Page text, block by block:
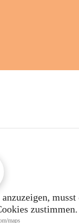
musst
zustimmen.
maps